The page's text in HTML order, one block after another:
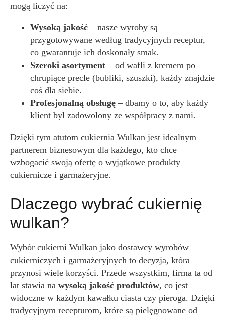
mogą liczyć na:
Wysoką jakość – nasze wyroby są
przygotowywane według tradycyjnych receptur,
co gwarantuje ich doskonały smak.
Szeroki asortyment – od wafli z kremem po
chrupiące precle (bubliki, szuszki), każdy znajdzie
coś dla siebie.
Profesjonalną obsługę – dbamy o to, aby każdy
klient był zadowolony ze współpracy z nami.
Dzięki tym atutom cukiernia Wulkan jest idealnym
partnerem biznesowym dla każdego, kto chce
wzbogacić swoją ofertę o wyjątkowe produkty
cukiernicze i garmażeryjne.
Dlaczego wybrać cukiernię
wulkan?
Wybór cukierni Wulkan jako dostawcy wyrobów
cukierniczych i garmażeryjnych to decyzja, która
przynosi wiele korzyści. Przede wszystkim, firma ta od
lat stawia na wysoką jakość produktów, co jest
widoczne w każdym kawałku ciasta czy pieroga. Dzięki
tradycyjnym recepturom, które są pielęgnowane od